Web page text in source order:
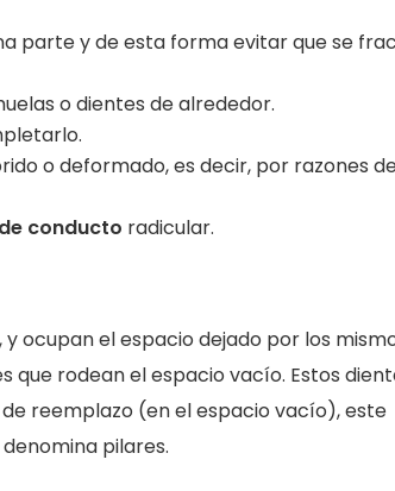
parte y de esta forma evitar que se
o dientes de alrededor.
o deformado, es decir, por razones
conducto radicular.
ocupan el espacio dejado por los
rodean el espacio vacío. Estos
reemplazo (en el espacio vacío), este
pilares.